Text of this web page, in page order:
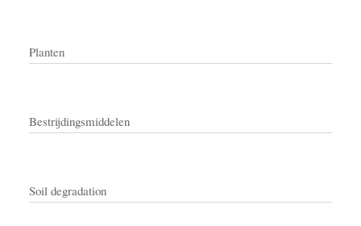
Planten
Bestrijdingsmiddelen
Soil degradation